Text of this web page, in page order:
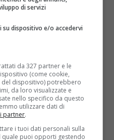
del connazionale, a
necessaria”.
era un
di missioni umanitarie
Rossa Internazionale.
europeo che viene
della crisi politica
del 2015. Due anni
Nkurunziza,
la sua controversa
di servizi
dispositivo e/o accedervi
da 327 partner e le
(come cookie,
dispositivo) potrebbero
da loro visualizzate e
nello specifico da questo
utilizzare dati di
partner.
i tuoi dati personali sulla
quale puoi opporti gestendo